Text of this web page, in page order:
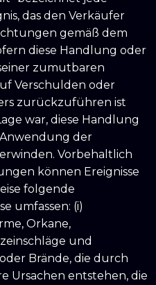
das den Verkäufer
gemäß dem
diese Handlung oder
zumutbaren
Verschulden oder
zurückzuführen ist
war, diese Handlung
der
Vorbehaltlich
können Ereignisse
folgende
umfassen: (i)
Orkane,
und
Brände, die durch
Ursachen entstehen, die